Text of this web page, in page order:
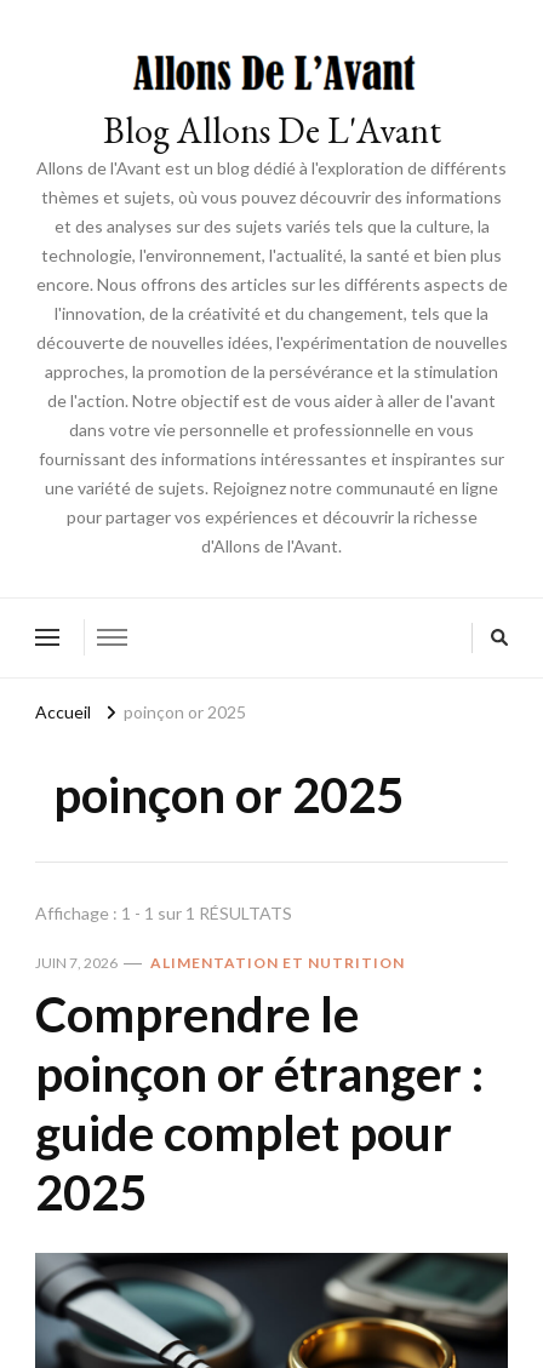
Blog Allons De L'Avant
Allons de l'Avant est un blog dédié à l'exploration de différents
thèmes et sujets, où vous pouvez découvrir des informations
et des analyses sur des sujets variés tels que la culture, la
technologie, l'environnement, l'actualité, la santé et bien plus
encore. Nous offrons des articles sur les différents aspects de
l'innovation, de la créativité et du changement, tels que la
découverte de nouvelles idées, l'expérimentation de nouvelles
approches, la promotion de la persévérance et la stimulation
de l'action. Notre objectif est de vous aider à aller de l'avant
dans votre vie personnelle et professionnelle en vous
fournissant des informations intéressantes et inspirantes sur
une variété de sujets. Rejoignez notre communauté en ligne
pour partager vos expériences et découvrir la richesse
d'Allons de l'Avant.
Accueil poinçon or 2025
poinçon or 2025
Affichage : 1 - 1 sur 1 RÉSULTATS
JUIN 7, 2026 ALIMENTATION ET NUTRITION
Comprendre le
poinçon or étranger :
guide complet pour
2025